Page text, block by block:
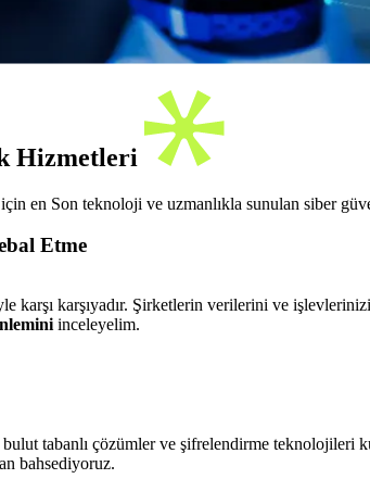
Hizmetleri
en Son teknoloji ve uzmanlıkla sunulan siber
Etme
karşı karşıyadır. Şirketlerin verilerini ve
inceleyelim.
bulut tabanlı çözümler ve şifrelendirme
bahsediyoruz.